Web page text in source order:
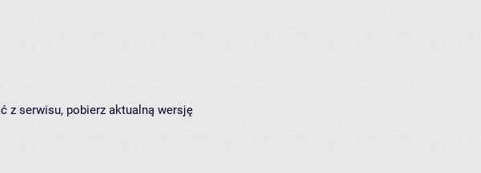
z serwisu, pobierz aktualną wersję